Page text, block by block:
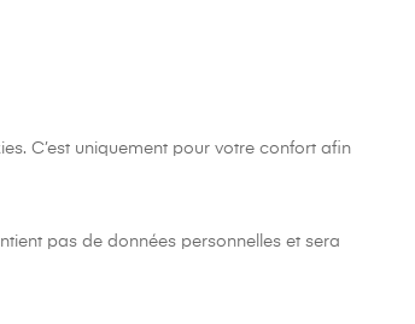
C’est uniquement pour votre confort afin
pas de données personnelles et sera